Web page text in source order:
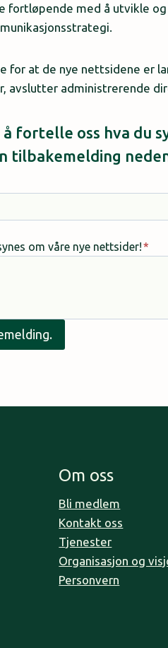
fortløpende med å utvikle
for at de nye nettsidene er
avslutter administrerende
fortelle oss hva du
tilbakemelding
om våre nye nettsider!*
Om oss
Bli medlem
Kontakt oss
Tjenester
Organisasjon og
Personvern